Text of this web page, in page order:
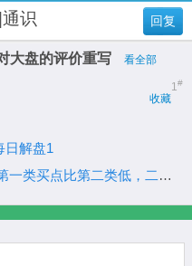
回复
识
大盘的评价重写 看全部
1#
收藏
日解盘1
比第二类低，二比三低，卖点反过来